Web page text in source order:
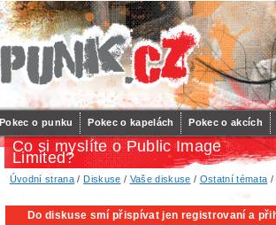
Pokec o punku Pokec o kapelách Pokec o akcích
Co si myslíte o Public Image
Limited?
Úvodní strana / Diskuse / Vaše diskuse / Ostatní témata /
Do diskuse smí přispívat jen registrovaní a